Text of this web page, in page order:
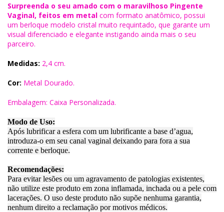
Surpreenda o seu amado com o maravilhoso Pingente
Vaginal, feitos em metal com formato anatômico, possui
um berloque modelo cristal muito requintado, que garante um
visual diferenciado e elegante instigando ainda mais o seu
parceiro.
Medidas: 2,4 cm.
Cor: Metal Dourado.
Embalagem: Caixa Personalizada.
Modo de Uso:
Após lubrificar a esfera com um lubrificante a base d’agua,
introduza-o em seu canal vaginal deixando para fora a sua
corrente e berloque.
Recomendações:
Para evitar lesões ou um agravamento de patologias existentes,
não utilize este produto em zona inflamada, inchada ou a pele com
lacerações. O uso deste produto não supõe nenhuma garantia,
nenhum direito a reclamação por motivos médicos.